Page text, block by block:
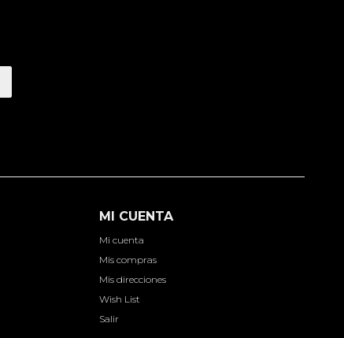
MI CUENTA
Mi cuenta
Mis compras
Mis direcciones
Wish List
Salir